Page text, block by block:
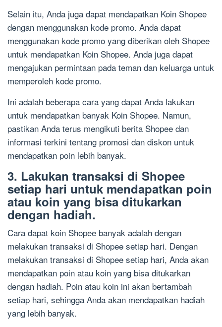
Selain itu, Anda juga dapat mendapatkan Koin Shopee
dengan menggunakan kode promo. Anda dapat
menggunakan kode promo yang diberikan oleh Shopee
untuk mendapatkan Koin Shopee. Anda juga dapat
mengajukan permintaan pada teman dan keluarga untuk
memperoleh kode promo.
Ini adalah beberapa cara yang dapat Anda lakukan
untuk mendapatkan banyak Koin Shopee. Namun,
pastikan Anda terus mengikuti berita Shopee dan
informasi terkini tentang promosi dan diskon untuk
mendapatkan poin lebih banyak.
3. Lakukan transaksi di Shopee
setiap hari untuk mendapatkan poin
atau koin yang bisa ditukarkan
dengan hadiah.
Cara dapat koin Shopee banyak adalah dengan
melakukan transaksi di Shopee setiap hari. Dengan
melakukan transaksi di Shopee setiap hari, Anda akan
mendapatkan poin atau koin yang bisa ditukarkan
dengan hadiah. Poin atau koin ini akan bertambah
setiap hari, sehingga Anda akan mendapatkan hadiah
yang lebih banyak.